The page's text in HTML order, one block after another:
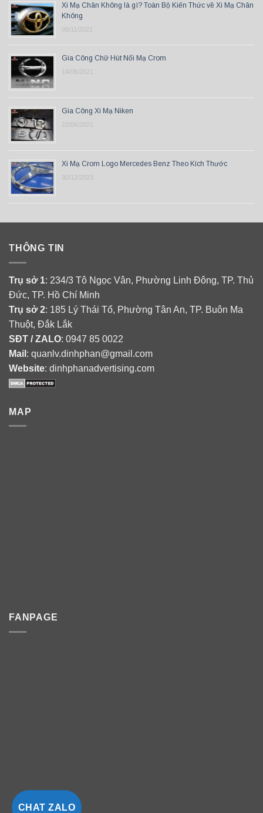
CHAT ZALO
Xi Mạ Chân Không là gì? Toàn Bộ Kiến Thức về Xi Mạ Chân
Không
08/11/2021
Gia Công Chữ Hút Nổi Mạ Crom
14/06/2021
Gia Công Xi Mạ Niken
22/06/2021
Xi Mạ Crom Logo Mercedes Benz Theo Kích Thước
30/12/2023
THÔNG TIN
Trụ sở 1: 234/3 Tô Ngọc Vân, Phường Linh Đông, TP. Thủ
Đức, TP. Hồ Chí Minh
Trụ sở 2: 185 Lý Thái Tổ, Phường Tân An, TP. Buôn Ma
Thuột, Đắk Lắk
SĐT / ZALO: 0947 85 0022
Mail : quanlv.dinhphan@gmail.com
Website: dinhphanadvertising.com
MAP
FANPAGE